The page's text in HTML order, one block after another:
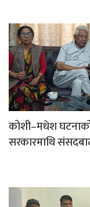
कोशी–मधेश
सरकारमाथि